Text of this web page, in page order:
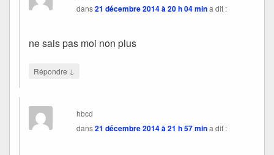
dans21 décembre 2014 à 20 h 04 mina dit :
ne sais pas moi non plus
Répondre ↓
hbcd
dans21 décembre 2014 à 21 h 57 mina dit :